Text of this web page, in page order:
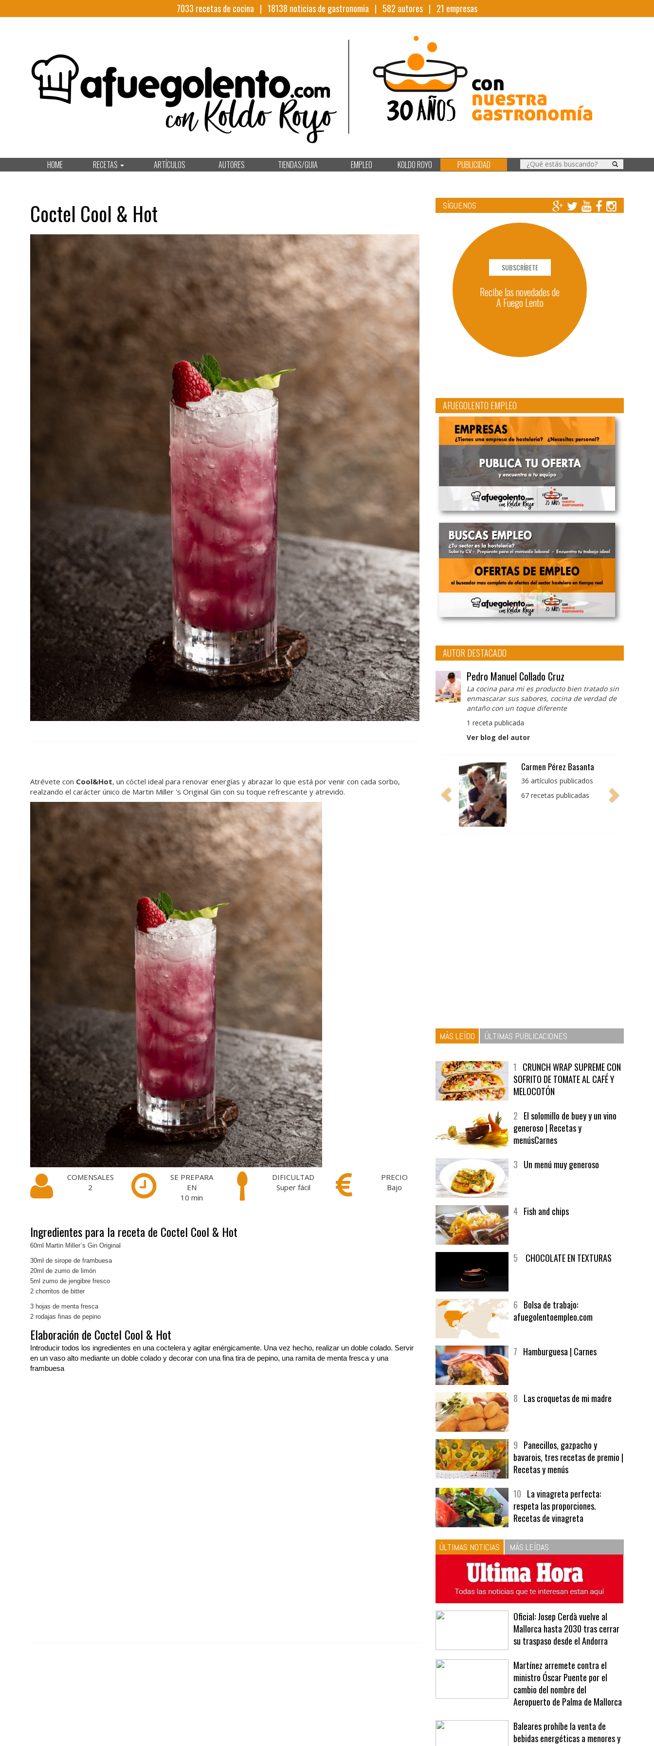
7033 recetas de cocina | 18138 noticias de gastronomia | 582 autores | 21 empresas
HOME RECETAS ARTÍCULOS AUTORES TIENDAS/GUIA EMPLEO KOLDO ROYO PUBLICIDAD
Coctel Cool & Hot
Atrévete con Cool&Hot, un cóctel ideal para renovar energías y abrazar lo que está por venir con cada sorbo,
realzando el carácter único de Martin Miller 's Original Gin con su toque refrescante y atrevido.
COMENSALES
2
SE PREPARA
EN
10 min
DIFICULTAD
Super fácil
PRECIO
Bajo
Ingredientes para la receta de Coctel Cool & Hot
60ml Martin Miller´s Gin Original
30ml de sirope de frambuesa
20ml de zumo de limón
5ml zumo de jengibre fresco
2 chorritos de bitter
3 hojas de menta fresca
2 rodajas finas de pepino
Elaboración de Coctel Cool & Hot
Introducir todos los ingredientes en una coctelera y agitar enérgicamente. Una vez hecho, realizar un doble colado. Servir
en un vaso alto mediante un doble colado y decorar con una fina tira de pepino, una ramita de menta fresca y una
frambuesa
SÍGUENOS
SUBSCRÍBETE
Recibe las novedades de
A Fuego Lento
AFUEGOLENTO EMPLEO
AUTOR DESTACADO
Pedro Manuel Collado Cruz
La cocina para mi es producto bien tratado sin
enmascarar sus sabores, cocina de verdad de
antaño con un toque diferente
1 receta publicada
Ver blog del autor
Carmen Pérez Basanta
36 artículos publicados
67 recetas publicadas
MÁS LEÍDO ÚLTIMAS PUBLICACIONES
1 CRUNCH WRAP SUPREME CON
SOFRITO DE TOMATE AL CAFÉ Y
MELOCOTÓN
2 El solomillo de buey y un vino
generoso | Recetas y
menúsCarnes
3 Un menú muy generoso
4 Fish and chips
5 CHOCOLATE EN TEXTURAS
6 Bolsa de trabajo:
afuegolentoempleo.com
7 Hamburguesa | Carnes
8 Las croquetas de mi madre
9 Panecillos, gazpacho y
bavarois, tres recetas de premio |
Recetas y menús
10 La vinagreta perfecta:
respeta las proporciones.
Recetas de vinagreta
ÚLTIMAS NOTICIAS MÁS LEÍDAS
Oficial: Josep Cerdà vuelve al
Mallorca hasta 2030 tras cerrar
su traspaso desde el Andorra
Martínez arremete contra el
ministro Óscar Puente por el
cambio del nombre del
Aeropuerto de Palma de Mallorca
Baleares prohíbe la venta de
bebidas energéticas a menores y